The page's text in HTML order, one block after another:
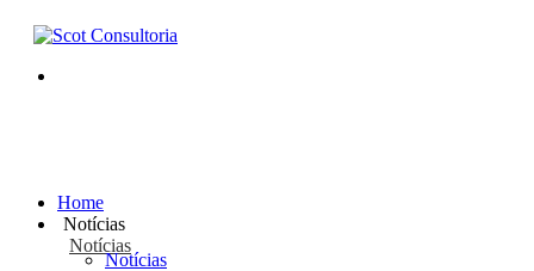
Home
Notícias
Notícias
Notícias